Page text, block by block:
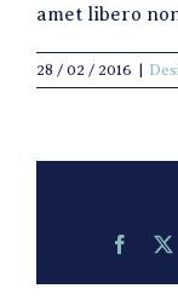
amet libero
28 / 02 / 2016 |